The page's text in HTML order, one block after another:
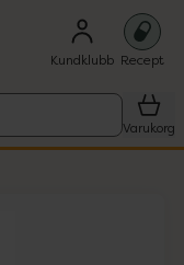
Kundklubb Recept
Varukorg